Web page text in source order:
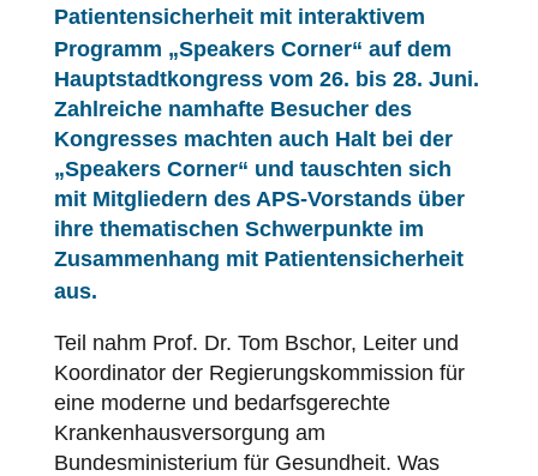
Patientensicherheitmit interaktivem
Programm „Speakers Corner“ auf dem
Hauptstadtkongress vom 26. bis 28. Juni.
Zahlreiche namhafte Besucher des
Kongresses machten auch Halt bei der
„Speakers Corner“ und tauschten sich
mit Mitgliedern des APS-Vorstands über
ihre thematischen Schwerpunkte im
Zusammenhang mit Patientensicherheit
aus.
Teil nahm Prof. Dr. Tom Bschor, Leiter und
Koordinator der Regierungskommission für
eine moderne und bedarfsgerechte
Krankenhausversorgung am
Bundesministerium für Gesundheit. Was